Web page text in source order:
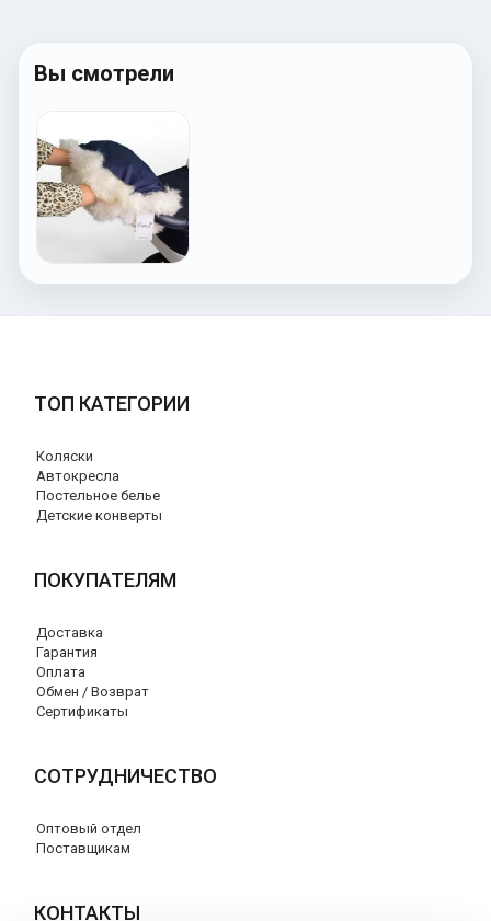
Вы смотрели
ТОП КАТЕГОРИИ
Коляски
Автокресла
Постельное белье
Детские конверты
ПОКУПАТЕЛЯМ
Доставка
Гарантия
Оплата
Обмен / Возврат
Сертификаты
СОТРУДНИЧЕСТВО
Оптовый отдел
Поставщикам
КОНТАКТЫ